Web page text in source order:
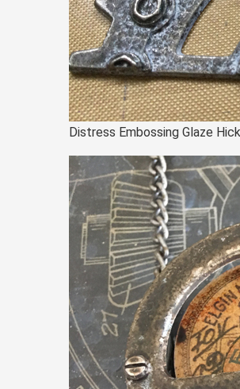
Distress Embossing Glaze